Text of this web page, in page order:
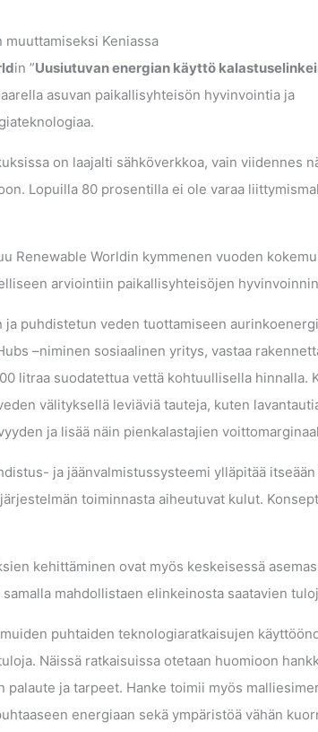
Keniassa
in ”Uusiutuvan energian käyttö
asuvan paikallisyhteisön hyvinvointia ja
on laajalti sähköverkkoa, vain viidennes
Lopuilla 80 prosentilla ei ole varaa
Renewable Worldin kymmenen vuoden
arviointiin paikallisyhteisöjen
puhdistetun veden tuottamiseen
–niminen sosiaalinen yritys, vastaa
litraa suodatettua vettä kohtuullisella hinnalla.
välityksellä leviäviä tauteja, kuten
ja lisää näin pienkalastajien
ja jäänvalmistussysteemi ylläpitää
toiminnasta aiheutuvat kulut.
kehittäminen ovat myös keskeisessä
mahdollistaen elinkeinosta saatavien
puhtaiden teknologiaratkaisujen
Näissä ratkaisuissa otetaan huomioon
ja tarpeet. Hanke toimii myös
energiaan sekä ympäristöä vähän